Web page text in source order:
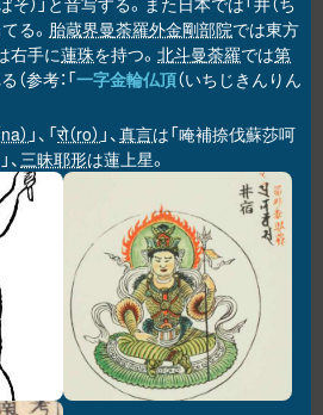
る。 胎蔵界曼荼羅外金剛部院では東方
右手に蓮珠を持つ。 北斗曼荼羅では第
（参考：「一字金輪仏頂（いちじきんりん
） 」、「रो（ro） 」、真言は「唵補捺伐蘇莎呵
三昧耶形は蓮上星。